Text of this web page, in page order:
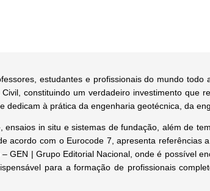
estudantes e profissionais do mundo
constituindo um verdadeiro investimento que
à prática da engenharia geotécnica, da
in situ e sistemas de fundação, além de
acordo com o Eurocode 7, apresenta referências
GEN | Grupo Editorial Nacional, onde é possível
para a formação de profissionais